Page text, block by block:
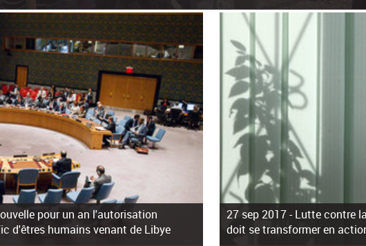
et migrants sur les îles grecques est source de violences et de harcèlement
pour un an l'autorisation
d'êtres humains venant de Libye
27 sep 2017 -Lutte contre
doit se transformer en